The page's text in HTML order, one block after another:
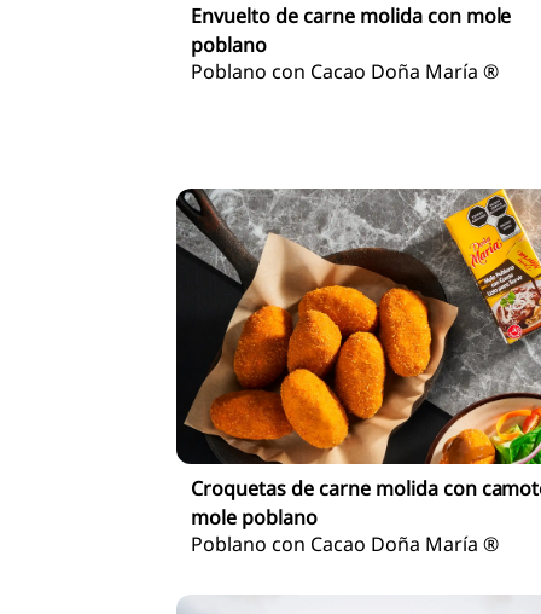
Envuelto de carne molida con mole
poblano
Poblano con Cacao Doña María ®
Croquetas de carne molida con
mole poblano
Poblano con Cacao Doña María ®